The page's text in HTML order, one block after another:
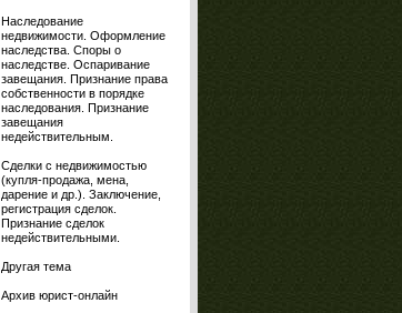
Наследование
недвижимости. Оформление
наследства. Споры о
наследстве. Оспаривание
завещания. Признание права
собственности в порядке
наследования. Признание
завещания
недействительным.
Сделки с недвижимостью
(купля-продажа, мена,
дарение и др.). Заключение,
регистрация сделок.
Признание сделок
недействительными.
Другая тема
Архив юрист-онлайн